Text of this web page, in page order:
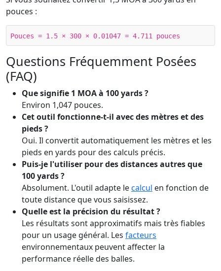
pouces :
Pouces = 1.5 × 300 × 0.01047 = 4.711 pouces
Questions Fréquemment Posées
(FAQ)
Que signifie 1 MOA à 100 yards ?
Environ 1,047 pouces.
Cet outil fonctionne-t-il avec des mètres et des
pieds ?
Oui. Il convertit automatiquement les mètres et les
pieds en yards pour des calculs précis.
Puis-je l'utiliser pour des distances autres que
100 yards ?
Absolument. L'outil adapte lecalcul en fonction de
toute distance que vous saisissez.
Quelle est la précision du résultat ?
Les résultats sont approximatifs mais très fiables
pour un usage général. Les facteurs
environnementaux peuvent affecter la
performance réelle des balles.